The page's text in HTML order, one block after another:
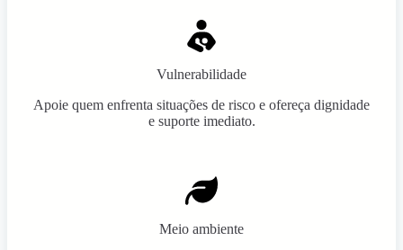
Vulnerabilidade
Apoie quem enfrenta situações de risco e ofereça dignidade
e suporte imediato.
Meio ambiente